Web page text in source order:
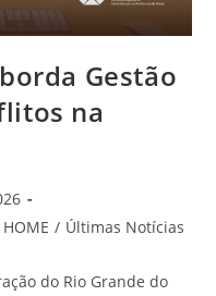
Gestão
na
HOME / Últimas Notícias
do Rio Grande do